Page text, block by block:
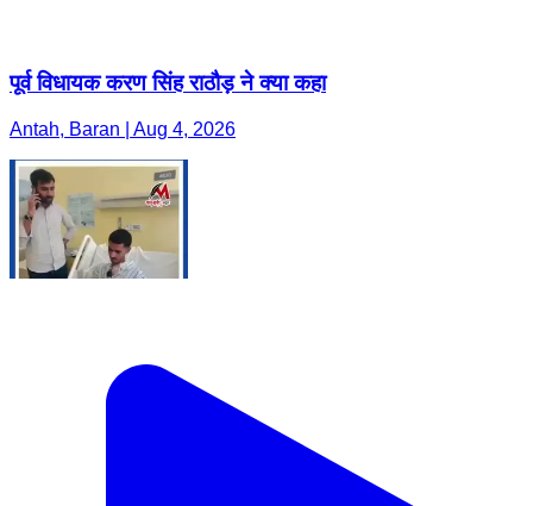
पूर्व विधायक करण सिंह राठौड़ ने क्या कहा
Antah, Baran | Aug 4, 2026